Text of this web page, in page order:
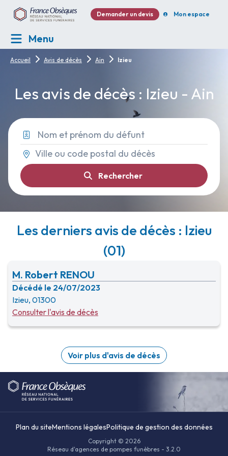
Demander un devis Mon espace
Menu
Accueil Avis de décès Ain Izieu
Les avis de décès : Izieu - Ain
Rechercher
Les derniers avis de décès : Izieu
(01)
M. Robert RENOU
Décédé le 24/07/2023
Izieu, 01300
Consulter l'avis de décès
Voir plus d'avis de décès
Plan du siteMentions légalesPolitique de gestion des données
Copyright © 2026
Réseau d'agences de pompes funèbres - 3.2.0